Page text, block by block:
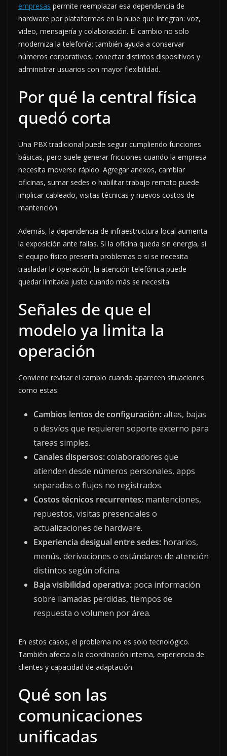
empresas permite reemplazar esa dependencia de
hardware por plataformas en la nube que integran: voz,
video, mensajería y colaboración. El cambio no solo
moderniza la telefonía: también ayuda a conservar
números corporativos, conectar distintos dispositivos y
administrar usuarios con mayor flexibilidad.
Por qué la central física
quedó corta
Una PBX tradicional puede seguir cumpliendo funciones
básicas, pero suele generar fricciones cuando la empresa
necesita moverse rápido. Agregar anexos, cambiar
oficinas, sumar sedes o habilitar trabajo remoto puede
implicar cableado, visitas técnicas y nuevos costos de
mantención.
Además, la dependencia de infraestructura local aumenta
la exposición ante fallas. Si la oficina queda sin energía, si
el equipo físico presenta problemas o si se necesita
trasladar la operación, la atención telefónica puede
quedar limitada justo cuando más se necesita.
Señales de que el
modelo ya limita la
operación
Conviene revisar el cambio cuando aparecen situaciones
como estas:
Cambios lentos de configuración:altas, bajas
o desvíos que requieren soporte externo para
tareas simples.
Canales dispersos:colaboradores que
atienden desde números personales, apps
separadas o flujos no registrados.
Costos técnicos recurrentes: mantenciones,
repuestos, visitas presenciales o
actualizaciones de hardware.
Experiencia desigual entre sedes: horarios,
menús, derivaciones o estándares de atención
distintos según oficina.
Baja visibilidad operativa: poca información
sobre llamadas perdidas, tiempos de
respuesta o volumen por área.
En estos casos, el problema no es solo tecnológico.
También afecta a la coordinación interna, experiencia de
clientes y capacidad de adaptación.
Qué son las
comunicaciones
unificadas